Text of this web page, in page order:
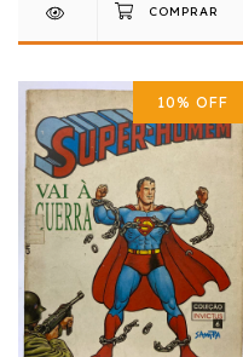
10% OFF